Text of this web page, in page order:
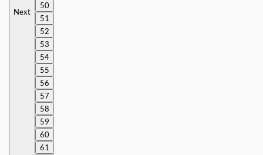
Next
50
51
52
53
54
55
56
57
58
59
60
61